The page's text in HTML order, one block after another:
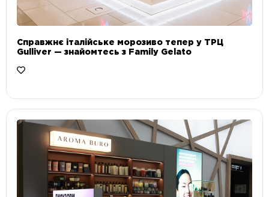
Справжнє італійське морозиво тепер у ТРЦ
Gulliver — знайомтесь з Family Gelato